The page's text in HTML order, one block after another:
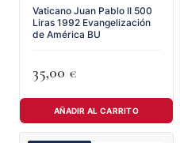
Vaticano Juan Pablo II 500
Liras 1992 Evangelización
de América BU
35,00 €
AÑADIR AL CARRITO